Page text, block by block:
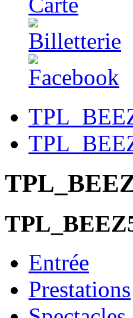
Entrée
Prestations